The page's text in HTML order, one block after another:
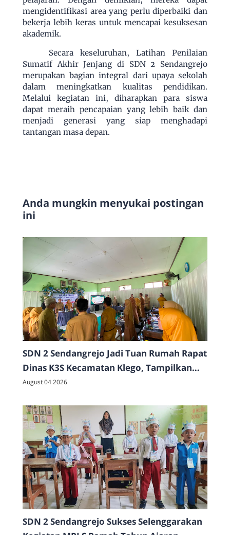
mengidentifikasi area yang perlu diperbaiki dan
bekerja lebih keras untuk mencapai kesuksesan
akademik.
Secara keseluruhan, Latihan Penilaian
Sumatif Akhir Jenjang di SDN 2 Sendangrejo
merupakan bagian integral dari upaya sekolah
dalam meningkatkan kualitas pendidikan.
Melalui kegiatan ini, diharapkan para siswa
dapat meraih pencapaian yang lebih baik dan
menjadi generasi yang siap menghadapi
tantangan masa depan.
Anda mungkin menyukai postingan
ini
SDN 2 Sendangrejo Jadi Tuan Rumah Rapat
Dinas K3S Kecamatan Klego, Tampilkan
Beragam Potensi dan Prestasi Sekolah
August 04 2026
SDN 2 Sendangrejo Sukses Selenggarakan